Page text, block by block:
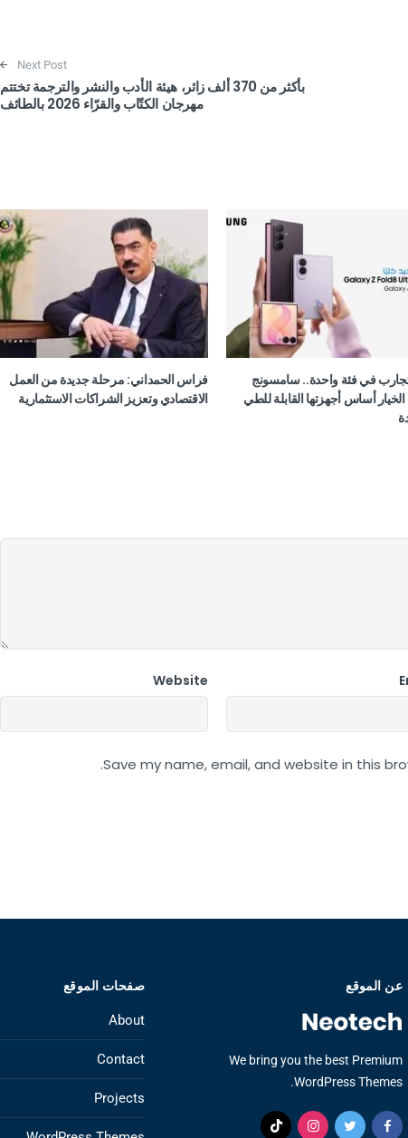
Next Post
بأكثر من 370 ألف زائر، هيئة الأدب والنشر والترجمة تختتم
مهرجان الكتّاب والقرّاء 2026 بالطائف
في فئة واحدة.. سامسونج
أساس أجهزتها القابلة للطي
فراس الحمداني: مرحلة جديدة من العمل
الاقتصادي وتعزيز الشراكات الاستثمارية
Website
Save my name, email, and website in this
عن الموقع
We bring you the best Premium
WordPress Themes.
صفحات الموقع
About
Contact
Projects